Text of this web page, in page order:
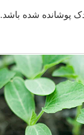
پوشانده شده باشد.